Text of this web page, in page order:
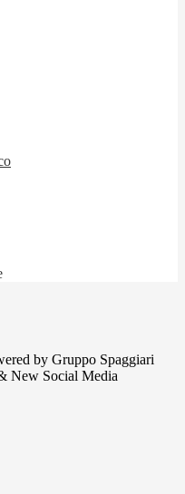
by Gruppo Spaggiari
New Social Media